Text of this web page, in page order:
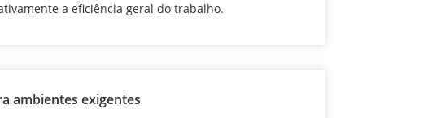
a eficiência geral do trabalho.
ambientes exigentes